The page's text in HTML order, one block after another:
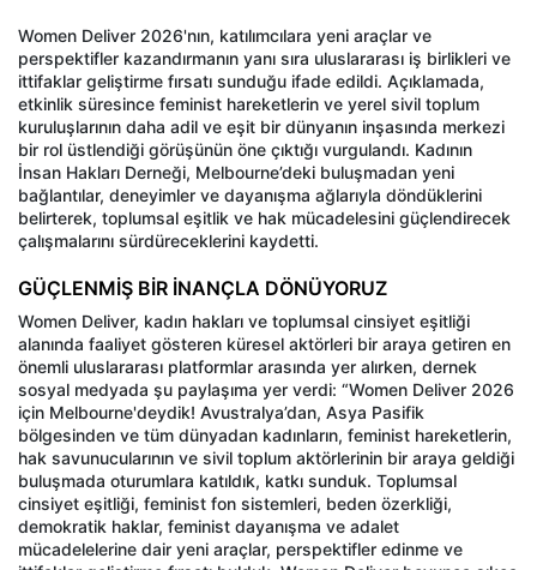
Women Deliver 2026'nın, katılımcılara yeni araçlar ve
perspektifler kazandırmanın yanı sıra uluslararası iş birlikleri ve
ittifaklar geliştirme fırsatı sunduğu ifade edildi. Açıklamada,
etkinlik süresince feminist hareketlerin ve yerel sivil toplum
kuruluşlarının daha adil ve eşit bir dünyanın inşasında merkezi
bir rol üstlendiği görüşünün öne çıktığı vurgulandı. Kadının
İnsan Hakları Derneği, Melbourne’deki buluşmadan yeni
bağlantılar, deneyimler ve dayanışma ağlarıyla döndüklerini
belirterek, toplumsal eşitlik ve hak mücadelesini güçlendirecek
çalışmalarını sürdüreceklerini kaydetti.
GÜÇLENMİŞ BİR İNANÇLA DÖNÜYORUZ
Women Deliver, kadın hakları ve toplumsal cinsiyet eşitliği
alanında faaliyet gösteren küresel aktörleri bir araya getiren en
önemli uluslararası platformlar arasında yer alırken, dernek
sosyal medyada şu paylaşıma yer verdi: “Women Deliver 2026
için Melbourne'deydik! Avustralya’dan, Asya Pasifik
bölgesinden ve tüm dünyadan kadınların, feminist hareketlerin,
hak savunucularının ve sivil toplum aktörlerinin bir araya geldiği
buluşmada oturumlara katıldık, katkı sunduk. Toplumsal
cinsiyet eşitliği, feminist fon sistemleri, beden özerkliği,
demokratik haklar, feminist dayanışma ve adalet
mücadelelerine dair yeni araçlar, perspektifler edinme ve